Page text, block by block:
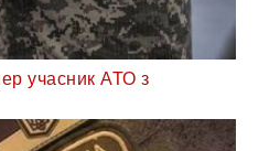
учасник АТО з